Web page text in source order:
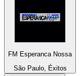
FM Esperanca Nossa
São Paulo, Éxitos